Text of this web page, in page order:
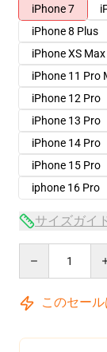
iPhone 7
iPhone 8 Plus
iPhone XS Max
iPhone 11 Pro
iPhone 12 Pro
iPhone 13 Pro
iPhone 14 Pro
iPhone 15 Pro
iphone 16 Pro
サイズガイ
このセール